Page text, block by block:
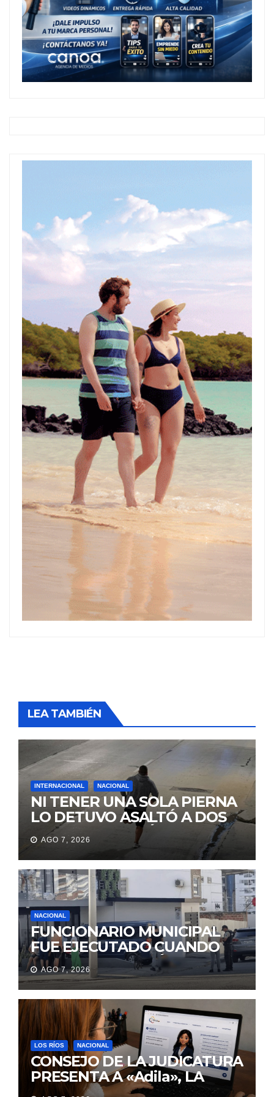
LEA TAMBIÉN
INTERNACIONAL NACIONAL
NI TENER UNA SOLA PIERNA
LO DETUVO ASALTÓ A DOS
MUJERES Y HUYÓ
BRINCANDO.
AGO 7, 2026
NACIONAL
FUNCIONARIO MUNICIPAL
FUE EJECUTADO CUANDO
IBA A UNA REUNIÓN DE
TRABAJO EN MANTA
AGO 7, 2026
LOS RÍOS NACIONAL
CONSEJO DE LA JUDICATURA
PRESENTA A «Adila», LA
ASISTENTE VIRTUAL QUE